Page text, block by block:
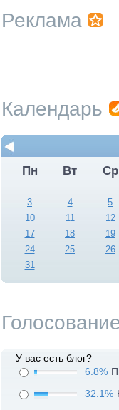
Реклама
Календарь
Пн
Вт Ср
3
4 5
10
11 12
17
18 19
24
25 26
31
У вас есть блог?
6.8%
32.1%